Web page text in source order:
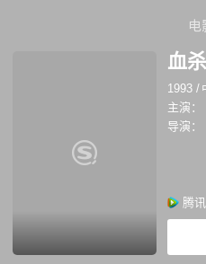
电
血
1993 /
主演：
导演：
腾讯